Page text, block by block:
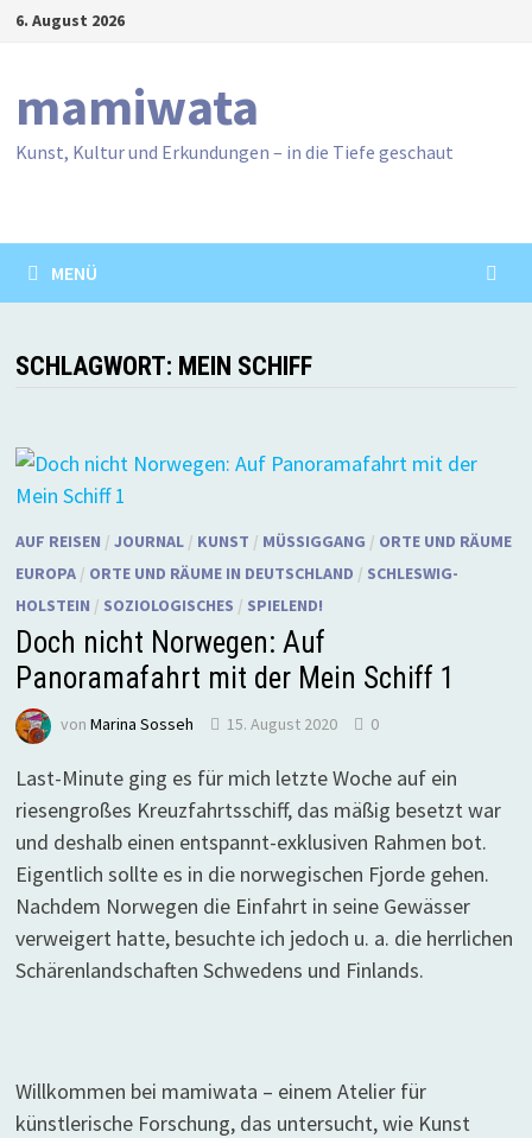
Zum6. August 2026
mamiwata
Kunst, Kultur und Erkundungen – in die Tiefe geschaut
MENÜ
SCHLAGWORT: MEIN SCHIFF
AUF REISEN / JOURNAL/ KUNST / MÜSSIGGANG / ORTE UND RÄUME
EUROPA/ ORTE UND RÄUME IN DEUTSCHLAND / SCHLESWIG-
HOLSTEIN / SOZIOLOGISCHES / SPIELEND!
Doch nicht Norwegen: Auf
Panoramafahrt mit der Mein Schiff 1
von Marina Sosseh 15. August 2020 0
Last-Minute ging es für mich letzte Woche auf ein
riesengroßes Kreuzfahrtsschiff, das mäßig besetzt war
und deshalb einen entspannt-exklusiven Rahmen bot.
Eigentlich sollte es in die norwegischen Fjorde gehen.
Nachdem Norwegen die Einfahrt in seine Gewässer
verweigert hatte, besuchte ich jedoch u. a. die herrlichen
Schärenlandschaften Schwedens und Finlands.
Willkommen bei mamiwata – einem Atelier für
künstlerische Forschung, das untersucht, wie Kunst